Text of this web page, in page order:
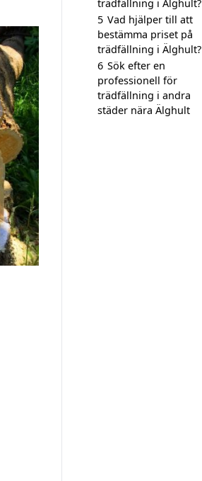
trädfällning i Älghult?
5 Vad hjälper till att
bestämma priset på
trädfällning i Älghult?
6 Sök efter en
professionell för
trädfällning i andra
städer nära Älghult